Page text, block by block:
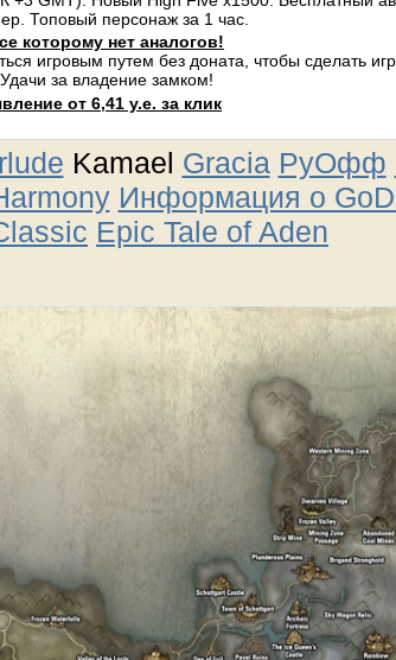
Топовый персонаж за 1 час.
которому нет аналогов!
игровым путем без доната, чтобы сделать
за владение замком!
от 6,41 у.е. за клик
Kamael Gracia РуОфф
Информация о
Epic Tale of Aden